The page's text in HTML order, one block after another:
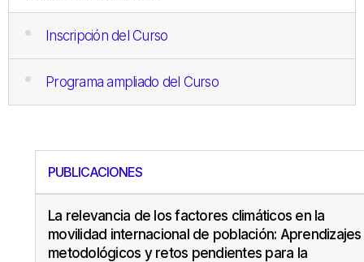
Inscripción del Curso
Programa ampliado del Curso
PUBLICACIONES
La relevancia de los factores climáticos en la
movilidad internacional de población: Aprendizajes
metodológicos y retos pendientes para la